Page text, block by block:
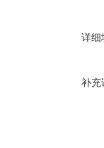
详细
补充